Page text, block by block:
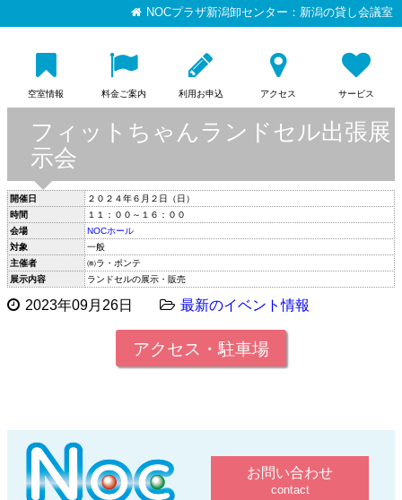
NOCプラザ新潟卸センター：新潟の貸し会議室
空室情報 料金ご案内 利用お申込 アクセス サービス
フィットちゃんランドセル出張展
示会
開催日
２０２４年６月２日（日）
時間
１１：００～１６：００
会場
NOCホール
対象
一般
主催者
㈱ラ・ポンテ
展示内容
ランドセルの展示・販売
2023年09月26日 最新のイベント情報
アクセス・駐車場
お問い合わせ
contact